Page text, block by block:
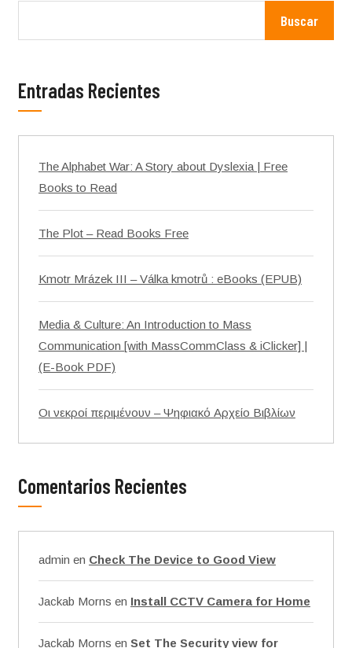
Buscar
Entradas Recientes
The Alphabet War: A Story about Dyslexia | Free
Books to Read
The Plot – Read Books Free
Kmotr Mrázek III – Válka kmotrů : eBooks (EPUB)
Media & Culture: An Introduction to Mass
Communication [with MassCommClass & iClicker] |
(E-Book PDF)
Οι νεκροί περιμένουν – Ψηφιακό Αρχείο Βιβλίων
Comentarios Recientes
admin en Check The Device to Good View
Jackab Morns en Install CCTV Camera for Home
Jackab Morns en Set The Security view for